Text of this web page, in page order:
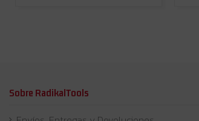
Sobre RadikalTools